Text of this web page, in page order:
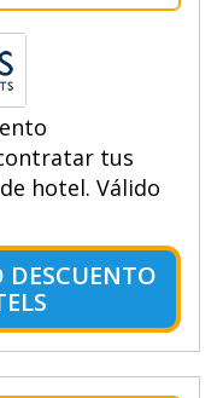
tus
hotel. Válido
DESCUENTO